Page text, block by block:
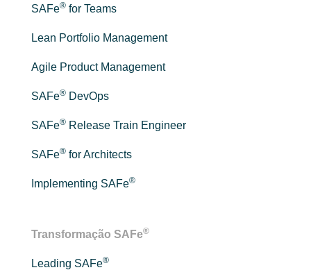
SAFe® for Teams
Lean Portfolio Management
Agile Product Management
SAFe® DevOps
SAFe® Release Train Engineer
SAFe® for Architects
Implementing SAFe®
Transformação SAFe®
Leading SAFe®